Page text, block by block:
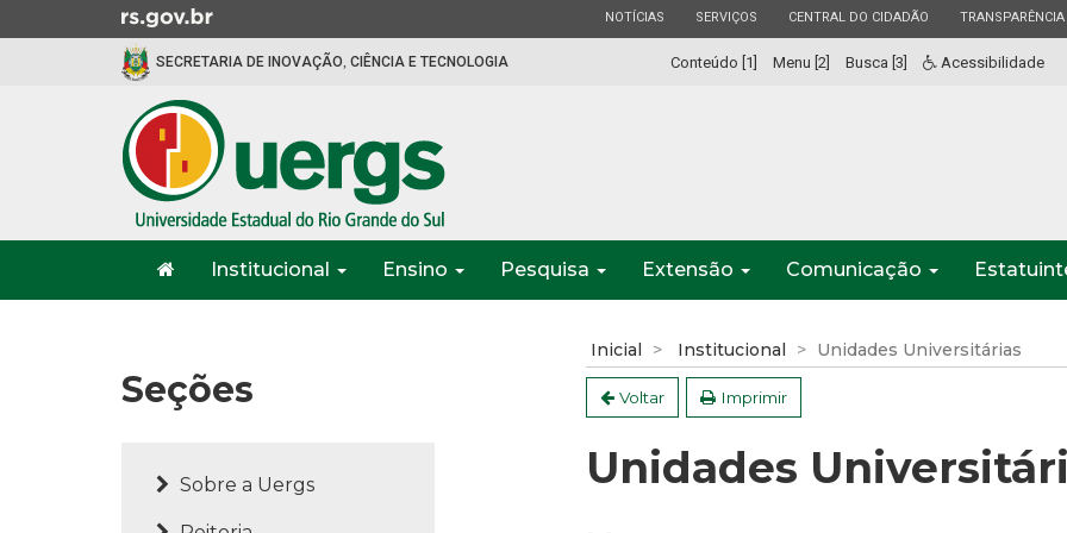
para
Ir
a
ESTADO
NOTÍCIAS ESTADO
SERVIÇOS ESTADO
CENTRAL DO CIDADÃO ESTADO
TRANSPARÊNCIA
SECRETARIA DE INOVAÇÃO, CIÊNCIA E TECNOLOGIA Conteúdo [1] Menu [2] Busca [3] Acessibilidade
do
Institucional Ensino Pesquisa Extensão Comunicação
Seções
Sobre a Uergs
Inicial Institucional Unidades Universitárias
Voltar Imprimir
Unidades